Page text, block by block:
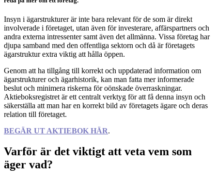
Insyn i ägarstrukturer är inte bara relevant för de som är direkt
involverade i företaget, utan även för investerare, affärspartners och
andra externa intressenter samt även det allmänna. Vissa företag har
djupa samband med den offentliga sektorn och då är företagets
ägarstruktur extra viktig att hålla öppen.
Genom att ha tillgång till korrekt och uppdaterad information om
ägarstrukturer och ägarhistorik, kan man fatta mer informerade
beslut och minimera riskerna för oönskade överraskningar.
Aktieboksregistret är ett centralt verktyg för att få denna insyn och
säkerställa att man har en korrekt bild av företagets ägare och deras
relation till företaget.
BEGÄR UT AKTIEBOK HÄR.
Varför är det viktigt att veta vem som
äger vad?